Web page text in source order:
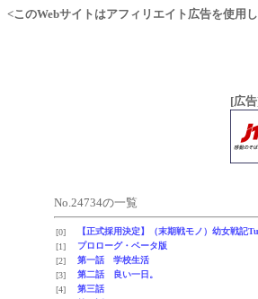
<このWebサイトはアフィリエイト広告を使用
[広告]
No.24734の一覧
[0]
【正式採用決定】（末期戦モノ）幼女戦記
[1]
プロローグ・ベータ版
[2]
第一話 学校生活
[3]
第二話 良い一日。
[4]
第三話